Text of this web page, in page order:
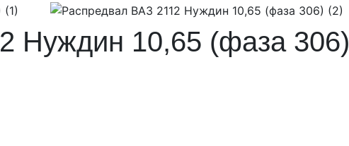
Нуждин 10,65 (фаза 306)